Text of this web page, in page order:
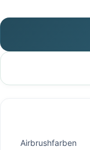
Airbrushfarben